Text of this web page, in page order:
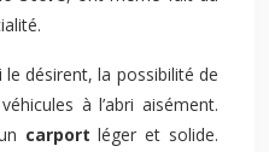
désirent, la possibilité de
à l’abri aisément.
carport léger et solide.